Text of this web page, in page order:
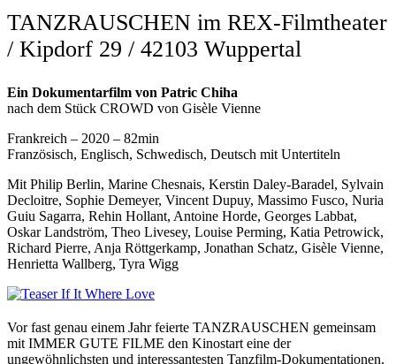
TANZRAUSCHEN im REX-Filmtheater
/ Kipdorf 29 / 42103 Wuppertal
Ein Dokumentarfilm von Patric Chiha
nach dem Stück CROWD von Gisèle Vienne
Frankreich – 2020 – 82min
Französisch, Englisch, Schwedisch, Deutsch mit Untertiteln
Mit Philip Berlin, Marine Chesnais, Kerstin Daley-Baradel, Sylvain
Decloitre, Sophie Demeyer, Vincent Dupuy, Massimo Fusco, Nuria
Guiu Sagarra, Rehin Hollant, Antoine Horde, Georges Labbat,
Oskar Landström, Theo Livesey, Louise Perming, Katia Petrowick,
Richard Pierre, Anja Röttgerkamp, Jonathan Schatz, Gisèle Vienne,
Henrietta Wallberg, Tyra Wigg
Vor fast genau einem Jahr feierte TANZRAUSCHEN gemeinsam
mit IMMER GUTE FILME den Kinostart eine der
ungewöhnlichsten und interessantesten Tanzfilm-Dokumentationen.